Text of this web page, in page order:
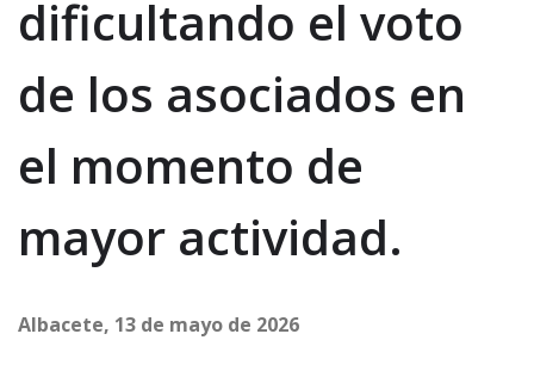
dificultando el voto
de los asociados en
el momento de
mayor actividad.
Albacete, 13 de mayo de 2026